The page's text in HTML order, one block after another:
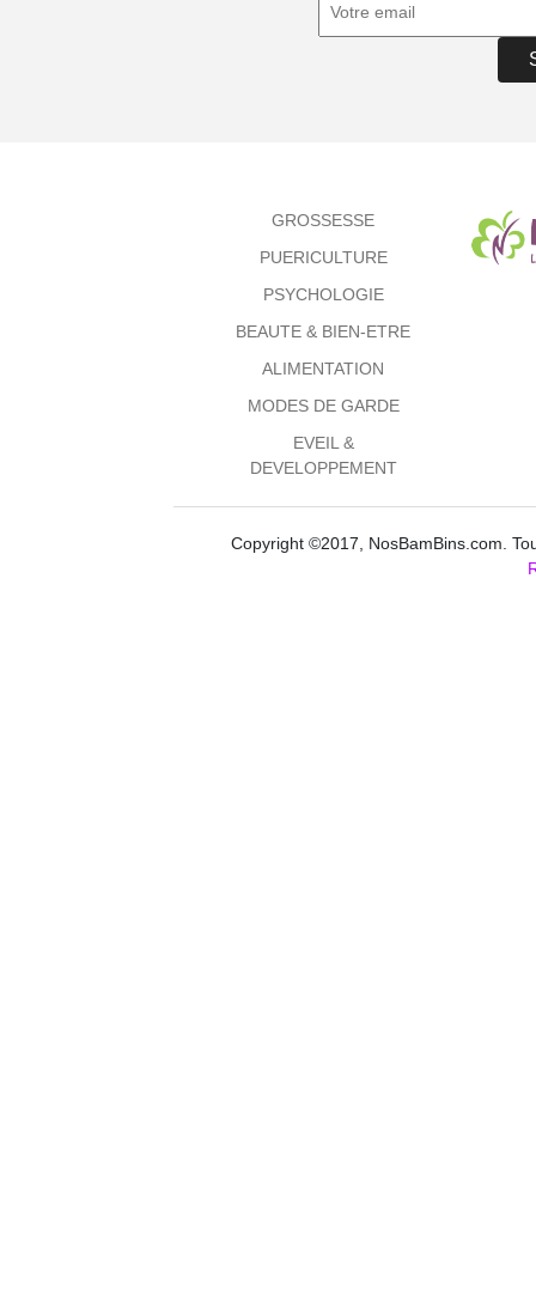
GROSSESSE
PUERICULTURE
PSYCHOLOGIE
BEAUTE & BIEN-ETRE
ALIMENTATION
MODES DE GARDE
EVEIL &
DEVELOPPEMENT
Copyright ©2017, NosBamBins.com.